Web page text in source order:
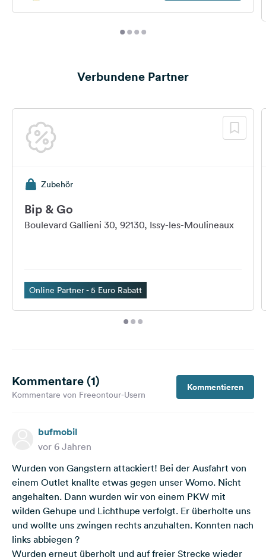
Verbundene Partner
Zubehör
Bip & Go
Boulevard Gallieni 30, 92130, Issy-les-Moulineaux
Online Partner - 5 Euro Rabatt
Kommentare (1)
Kommentare von Freeontour-Usern
Kommentieren
bufmobil
vor 6 Jahren
Wurden von Gangstern attackiert! Bei der Ausfahrt von
einem Outlet knallte etwas gegen unser Womo. Nicht
angehalten. Dann wurden wir von einem PKW mit
wilden Gehupe und Lichthupe verfolgt. Er überholte uns
und wollte uns zwingen rechts anzuhalten. Konnten nach
links abbiegen ?
Wurden erneut überholt und auf freier Strecke wieder